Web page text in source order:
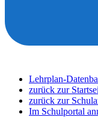
Lehrplan-
zurück zur
zurück zur
Im Schulportal